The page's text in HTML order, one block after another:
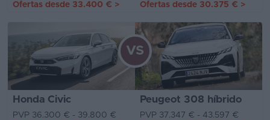
Ofertas desde 33.400 € > Ofertas desde 30.375 € >
Honda Civic Peugeot 308 híbrido
VS
PVP 36.300 € - 39.800 €
PVP 37.347 € - 43.597 €